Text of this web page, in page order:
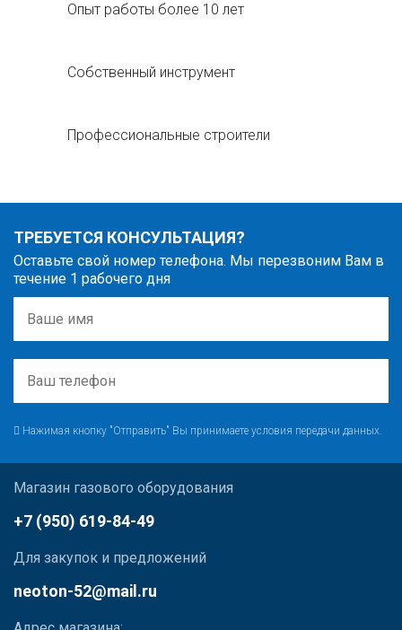
Опыт работы более 10 лет
Собственный инструмент
Профессиональные строители
ТРЕБУЕТСЯ КОНСУЛЬТАЦИЯ?
Оставьте свой номер телефона. Мы перезвоним Вам в
течение 1 рабочего дня
Нажимая кнопку "Отправить" Вы принимаете условия передачи данных.
Магазин газового оборудования
+7 (950) 619-84-49
Для закупок и предложений
neoton-52@mail.ru